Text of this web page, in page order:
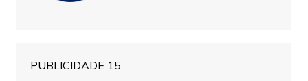
PUBLICIDADE 15